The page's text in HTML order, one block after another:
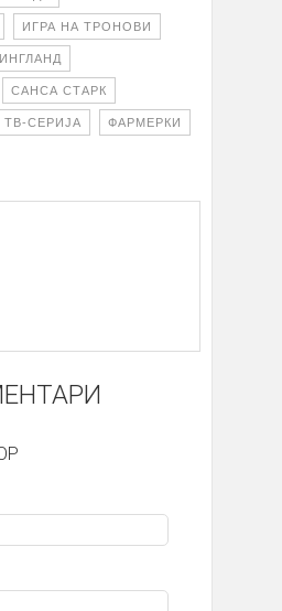
ИГРА НА ТРОНОВИ
САНСА СТАРК
ТВ-СЕРИЈА ФАРМЕРКИ